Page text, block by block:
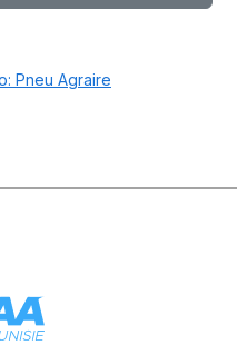
Pneu Agraire